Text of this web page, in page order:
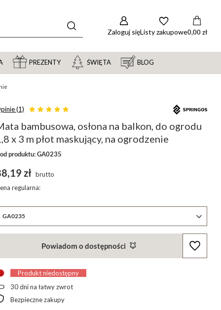
Zaloguj sięListy zakupowe0,00 zł
PREZENTY ŚWIĘTA BLOG
(1)
bambusowa, osłona na balkon, do ogrodu
x 3 m płot maskujący, na ogrodzenie
produktu: GA0235
GA0235
zł brutto
regularna:
Powiadom o dostępności
Produkt niedostępny
30dni na łatwy zwrot
Bezpieczne zakupy